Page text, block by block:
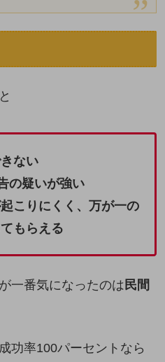
ない
の疑いが強い
こりにくく、万が一の
もらえる
一番気になったのは 民間
功率100パーセントなら